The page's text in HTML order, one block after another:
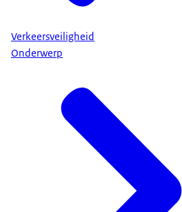
Verkeersveiligheid
Onderwerp